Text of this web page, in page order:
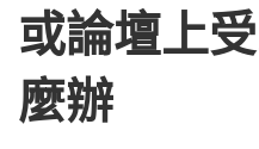
或論壇上
麼辦